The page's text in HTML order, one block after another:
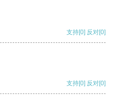
支持[0] 反对[0]
支持[0] 反对[0]